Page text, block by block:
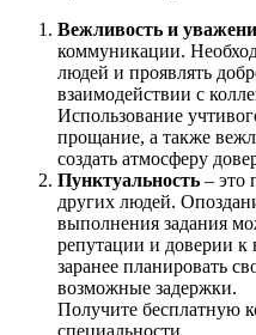
Вежливость и
коммуникации.
людей и проявлять
взаимодействии с
Использование
прощание, а также
создать атмосферу
Пунктуальность – это
других людей.
выполнения задания
репутации и доверии к
заранее планировать
возможные задержки.
Получите бесплатную
специальности